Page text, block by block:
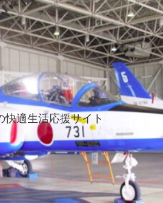
快適生活応援サイト